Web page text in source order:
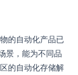
的自动化产品已
景，能为不同品
的自动化存储解